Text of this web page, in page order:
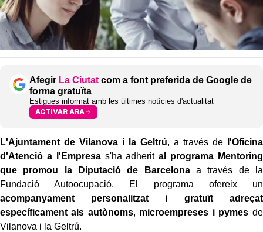
Afegir La Ciutat com a font preferida de Google de
forma gratuïta
Estigues informat amb les últimes notícies d'actualitat
ACTIVAR ARA
L'Ajuntament de Vilanova i la Geltrú, a través de
l'Oficina
d'Atenció a l'Empresas'ha adherital programa Mentoring
que promou la Diputació de Barcelonaa través de la
Fundació Autoocupació. El programa ofereix un
acompanyament personalitzat i gratuït adreçat
específicament als autònoms, microempreses i pymes de
Vilanova i la Geltrú.